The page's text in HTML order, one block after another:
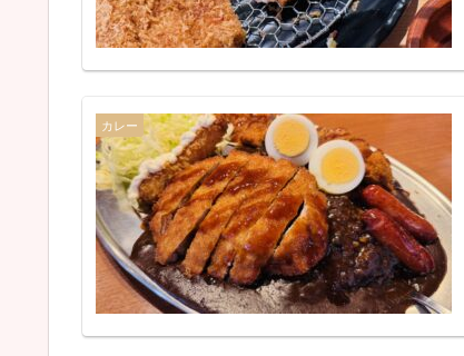
カレー